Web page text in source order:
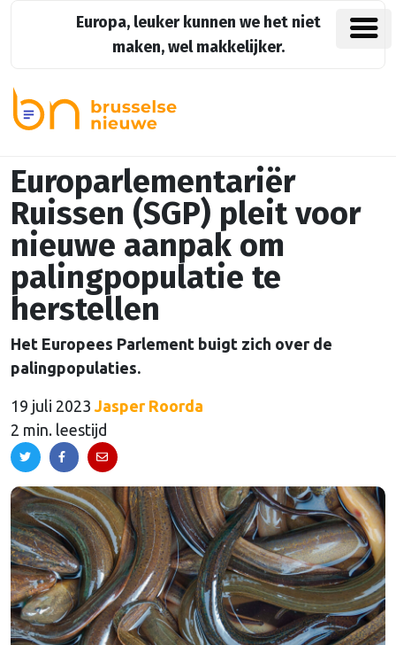
Europa, leuker kunnen we het niet
maken, wel makkelijker.
Europarlementariër
Ruissen (SGP) pleit voor
nieuwe aanpak om
palingpopulatie te
herstellen
Het Europees Parlement buigt zich over de
palingpopulaties.
19 juli 2023 Jasper Roorda
2 min. leestijd